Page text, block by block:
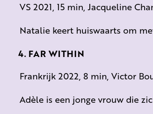
VS 2021, 15 min, Jacqueline
Natalie keert huiswaarts om
FAR WITHIN
Frankrijk 2022, 8 min, Victor
Adèle is een jonge vrouw die